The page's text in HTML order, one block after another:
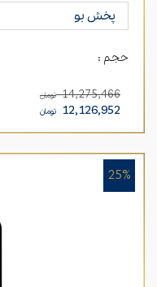
پخش بو
حجم :
14,275,466 تومان
12,126,952 تومان
25%